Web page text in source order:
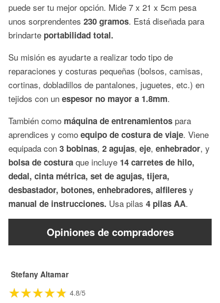
puede ser tu mejor opción. Mide 7 x 21 x 5cm pesa
unos sorprendentes 230 gramos. Está diseñada para
brindarte portabilidad total.
Su misión es ayudarte a realizar todo tipo de
reparaciones y costuras pequeñas (bolsos, camisas,
cortinas, dobladillos de pantalones, juguetes, etc.) en
tejidos con un espesor no mayor a 1.8mm.
También como máquina de entrenamientos para
aprendices y como equipo de costura de viaje. Viene
equipada con 3 bobinas, 2 agujas, eje, enhebrador, y
bolsa de costura que incluye 14 carretes de hilo,
dedal, cinta métrica, set de agujas, tijera,
desbastador, botones, enhebradores, alfileres y
manual de instrucciones. Usa pilas 4 pilas AA.
Opiniones de compradores
Stefany Altamar
4.8/5